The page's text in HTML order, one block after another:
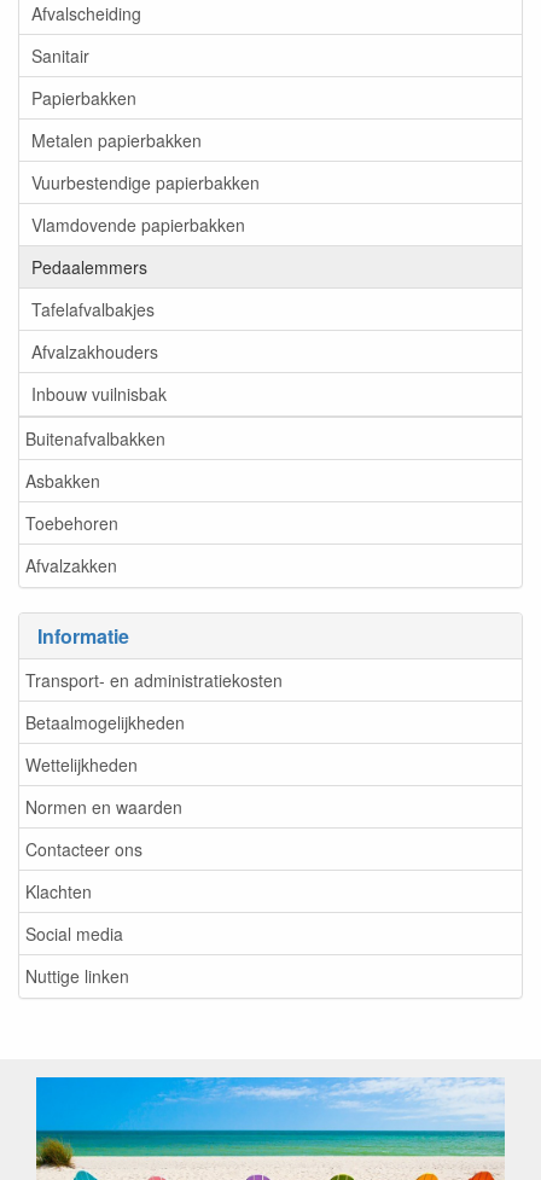
Afvalscheiding
Sanitair
Papierbakken
Metalen papierbakken
Vuurbestendige papierbakken
Vlamdovende papierbakken
Pedaalemmers
Tafelafvalbakjes
Afvalzakhouders
Inbouw vuilnisbak
Buitenafvalbakken
Asbakken
Toebehoren
Afvalzakken
Informatie
Transport- en administratiekosten
Betaalmogelijkheden
Wettelijkheden
Normen en waarden
Contacteer ons
Klachten
Social media
Nuttige linken